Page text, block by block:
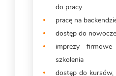
do pracy
pracę na
dostęp do
imprezy
szkolenia
dostęp do kursów,